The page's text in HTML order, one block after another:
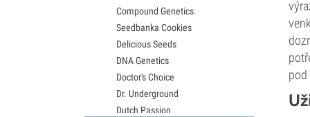
pod
Compound Genetics
Seedbanka Cookies
Delicious Seeds
DNA Genetics
Doctor's Choice
Dr. Underground
Dutch Passion